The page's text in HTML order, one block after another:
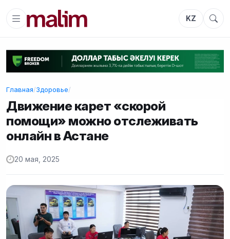
KZ
Главная/Здоровье/
Движение карет «скорой
помощи» можно отслеживать
онлайн в Астане
20 мая, 2025